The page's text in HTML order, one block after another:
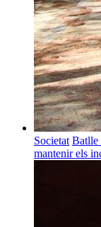
Societat Batlle
mantenir els